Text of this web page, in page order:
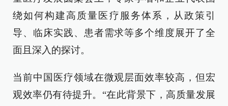
绕如何构建高质量医疗服务体系，从政策引
导、临床实践、患者需求等多个维度展开了全
面且深入的探讨。
当前中国医疗领域在微观层面效率较高，但宏
观效率仍有待提升。“在此背景下，高质量发展